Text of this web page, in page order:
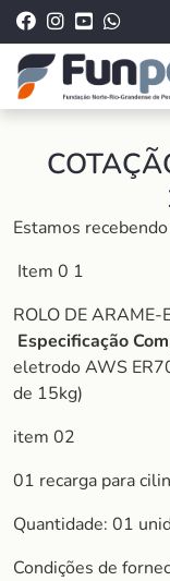
Estamos
Item 0 1
ROLO DE
Especificação
eletrodo AWS
de 15kg)
item 02
01 recarga para
Quantidade: 01
Condições de